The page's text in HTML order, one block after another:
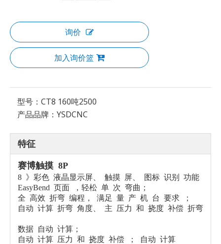
询价
加入询价篮
型号： CT8 160吨2500
产品品牌： YSDCNC
特征
赛博触摸 8P
8 》彩色 液晶显示屏、 触摸 屏、 图标 识别 功能
EasyBend 页面 ，轻松 单 次 弯曲；
全 高效 折弯 编程， 满足 量 产 机 台 要求 ；
自动 计算 折弯 角度、 主 压力 和 挠度 补偿 折弯
数据 自动 计算；
自动 计算 压力 和 挠度 补偿 ； 自动 计算 ​